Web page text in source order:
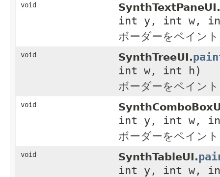
void SynthTextPaneUI.
int y, int w,
ボーダーをペイン
void SynthTreeUI.
int w, int h)
ボーダーをペイン
void
int y, int w,
ボーダーをペイン
void SynthTableUI.
int y, int w,